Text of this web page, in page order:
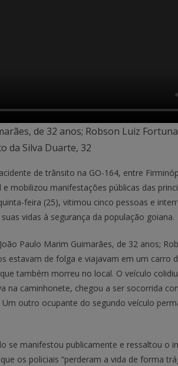
de 32 anos; Robson Luiz
da Silva Duarte, 32
de trânsito na GO-164, entre
mobilizou manifestações públicas das
feira (25), vitimou cinco pessoas e
vidas à segurança da população goiana.
Paulo Marim Guimarães, de 32 anos;
estavam de folga e viajavam em um carro
também morreu no local. O veículo
na caminhonete, chegou a ser socorrida
outro ocupante do segundo veículo
se manifestou publicamente e ressaltou o
os policiais “perderam a vida de forma